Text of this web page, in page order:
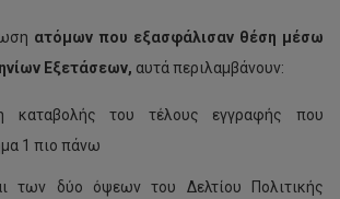
ατόμων που εξασφάλισαν θέση μέσω
Εξετάσεων, αυτά περιλαμβάνουν:
καταβολής του τέλους εγγραφής που
1 πιο πάνω
των δύο όψεων του Δελτίου Πολιτικής